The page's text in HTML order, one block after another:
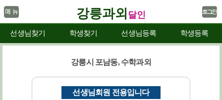
강릉과외 달인
선생님찾기 학생찾기 선생님등록 학생등록
강릉시 포남동, 수학과외
선생님회원 전용입니다